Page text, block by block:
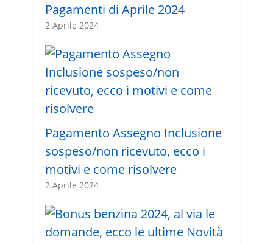
Pagamenti di Aprile 2024
2 Aprile 2024
Pagamento Assegno Inclusione
sospeso/non ricevuto, ecco i
motivi e come risolvere
2 Aprile 2024